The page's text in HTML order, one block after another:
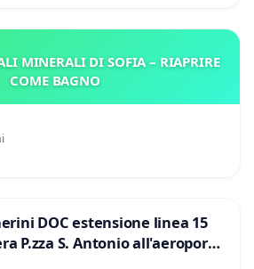
MINERALI DI SOFIA – RIAPRIRE
COME BAGNO
DOC estensione linea 15
P.zza S. Antonio all'aeroporto
a € 1,50